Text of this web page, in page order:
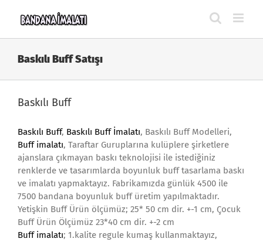
Baskılı Buff Satışı
Baskılı Buff
Baskılı Buff, Baskılı Buff İmalatı, Baskılı Buff Modelleri,
Buff imalatı, Taraftar Guruplarına kulüplere şirketlere
ajanslara çıkmayan baskı teknolojisi ile istediğiniz
renklerde ve tasarımlarda boyunluk buff tasarlama baskı
ve imalatı yapmaktayız. Fabrikamızda günlük 4500 ile
7500 bandana boyunluk buff üretim yapılmaktadır.
Yetişkin Buff Ürün ölçümüz; 25* 50 cm dir. +-1 cm, Çocuk
Buff Ürün Ölçümüz 23*40 cm dir. +-2 cm
Buff imalatı; 1.kalite regule kumaş kullanmaktayız,